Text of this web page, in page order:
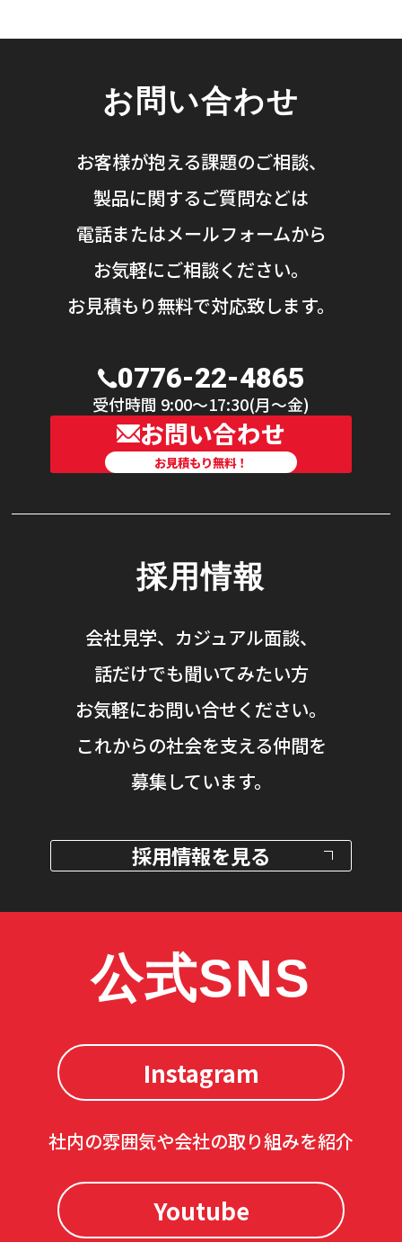
お問い合わせ
お客様が抱える課題のご相談、
製品に関するご質問などは
電話またはメールフォームから
お気軽にご相談ください。
お見積もり無料で対応致します。
0776-22-4865
受付時間 9:00〜17:30(月〜金)
お問い合わせ
お見積もり無料！
採用情報
会社見学、カジュアル面談、
話だけでも聞いてみたい方
お気軽にお問い合せください。
これからの社会を支える仲間を
募集しています。
採用情報を見る
公式SNS
Instagram
社内の雰囲気や会社の取り組みを紹介
Youtube